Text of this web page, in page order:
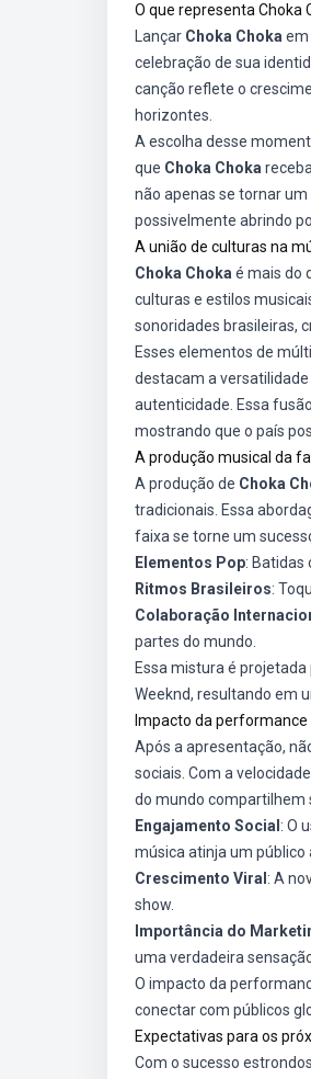
O que representa Choka
Lançar Choka Choka em
celebração de sua
canção reflete o
horizontes.
A escolha desse
que Choka Choka
não apenas se tornar
possivelmente abrindo
A união de culturas na
Choka Choka é mais do
culturas e estilos
sonoridades brasileiras,
Esses elementos de
destacam a
autenticidade. Essa
mostrando que o país
A produção musical da
A produção de Choka
tradicionais. Essa
faixa se torne um
Elementos Pop: Batidas
Ritmos Brasileiros:
Colaboração
partes do mundo.
Essa mistura é
Weeknd, resultando em
Impacto da performance
Após a apresentação,
sociais. Com a
do mundo compartilhem
Engajamento Social : O
música atinja um público
Crescimento Viral : A
show.
Importância do
uma verdadeira
O impacto da
conectar com públicos
Expectativas para os
Com o sucesso